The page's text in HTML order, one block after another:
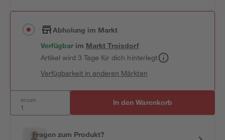
Abholung im Markt
Verfügbar im MarktTroisdorf
Artikel wird 3 Tage für dich hinterlegt
Verfügbarkeit in anderen Märkten
Anzahl: In den Warenkorb
Fragen zum Produkt?